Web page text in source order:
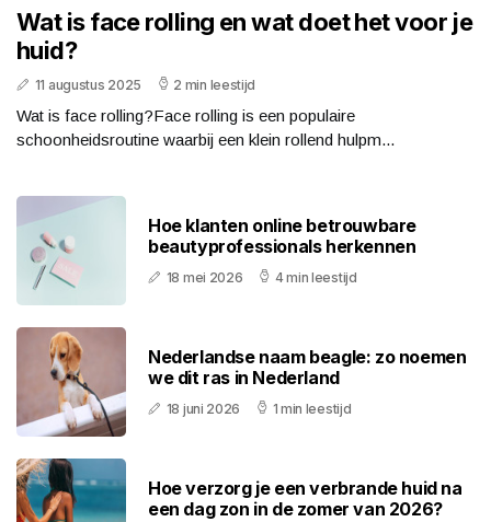
Wat is face rolling en wat doet het voor je
huid?
11 augustus 2025 2 min leestijd
Wat is face rolling?Face rolling is een populaire
schoonheidsroutine waarbij een klein rollend hulpm...
Hoe klanten online betrouwbare
beautyprofessionals herkennen
18 mei 2026 4 min leestijd
Nederlandse naam beagle: zo noemen
we dit ras in Nederland
18 juni 2026 1 min leestijd
Hoe verzorg je een verbrande huid na
een dag zon in de zomer van 2026?